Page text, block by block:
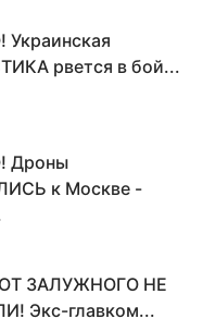
рвется в бой...
Дроны
к Москве -
ЗАЛУЖНОГО НЕ
Экс-главком...